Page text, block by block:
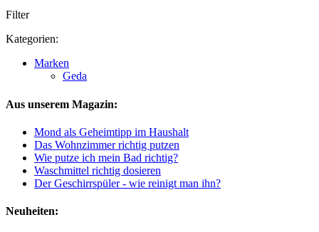
Filter
Kategorien:
Marken
Geda
Aus unserem Magazin:
Mond als Geheimtipp im Haushalt
Das Wohnzimmer richtig putzen
Wie putze ich mein Bad richtig?
Waschmittel richtig dosieren
Der Geschirrspüler - wie reinigt man ihn?
Neuheiten: